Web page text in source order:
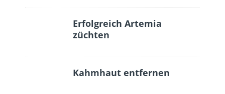
Erfolgreich Artemia
züchten
Kahmhaut entfernen